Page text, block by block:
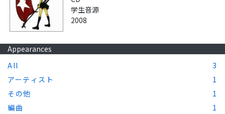
学生音源
2008
Appearances
All
3
アーティスト
1
その他
1
編曲
1